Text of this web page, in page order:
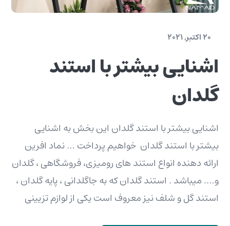
20 اکتبر, 2021
اشنایی بیشتر با استند
گلدان
اشنایی بیشتر با استند گلدان این بخش به اشنایی
بیشتر با استند گلدان خواهیم پرداخت … نماد افرین
ارائه دهنده انواع استند های رومیزی، فروشگاهی ، گلدان
و…. میباشد . استند گلدان که به جاگلدانی ، پایه گلدان ،
استند گل و شلف نیز معروف است یکی از لوازم تزیینی